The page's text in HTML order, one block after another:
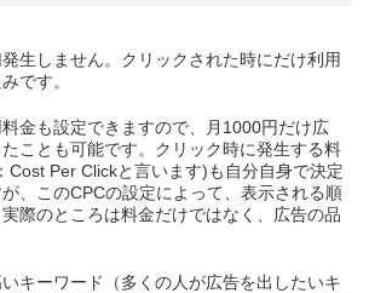
生しません。クリックされた時にだけ利用
です。
金も設定できますので、月1000円だけ広
ことも可能です。クリック時に発生する料
Cost Per Clickと言います)も自分自身で決定
、このCPCの設定によって、表示される順
際のところは料金だけではなく、広告の品
キーワード（多くの人が広告を出したいキ